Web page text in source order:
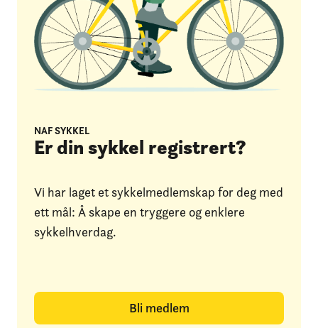
NAF SYKKEL
Er din sykkel registrert?
Vi har laget et sykkelmedlemskap for deg med
ett mål: Å skape en tryggere og enklere
sykkelhverdag.
Bli medlem